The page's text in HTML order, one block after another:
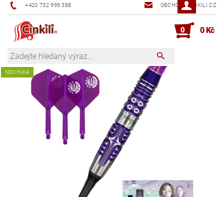
+420 732 999 388 OBCHOD@CINKILI.CZ
0 0 Kč
NOVINKA